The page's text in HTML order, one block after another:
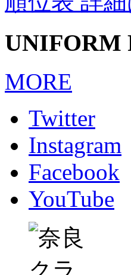
UNIFORM
MORE
Twitter
Instagram
Facebook
YouTube